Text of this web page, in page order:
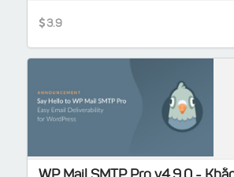
3.9